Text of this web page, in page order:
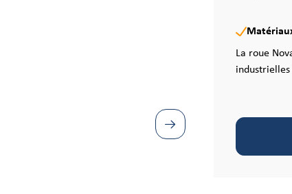
La roue